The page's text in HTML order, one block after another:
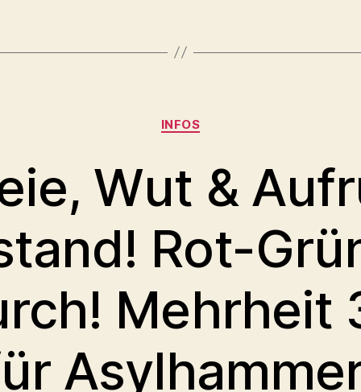
Kategorien
INFOS
Wut &
Rot-
Mehrheit